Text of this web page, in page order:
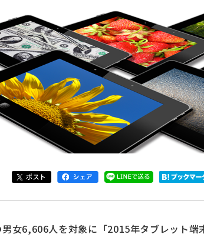
女6,606人を対象に「2015年タブレット端